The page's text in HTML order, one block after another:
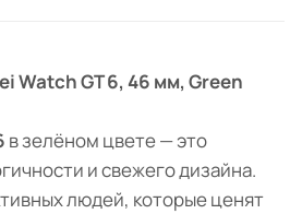
Watch GT 6, 46 мм, Green
в зелёном цвете — это
и свежего дизайна.
людей, которые ценят